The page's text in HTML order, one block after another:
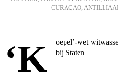
CURAÇAO,
‘Koepel’-wet witwassen en terrorismefinanciering nu bij Staten